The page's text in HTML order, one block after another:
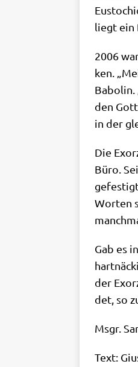
liegt ein
2006
ken.
Babol­in.
den
in der
Die
Büro.
Wor­ten
Gab es
der
det, so
Msgr.
Text: